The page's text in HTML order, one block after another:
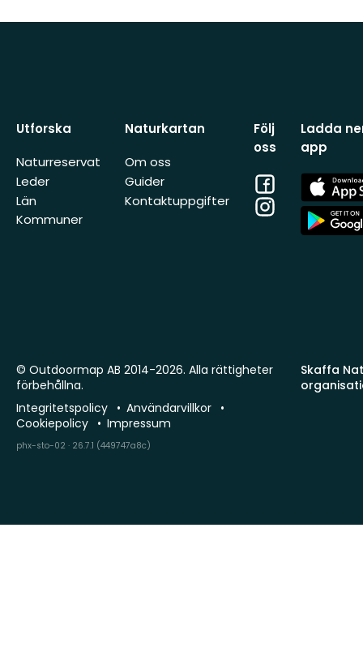
Utforska
Naturreservat
Leder
Län
Kommuner
Naturkartan
Om oss
Guider
Kontaktuppgifter
Följ
oss
Facebook
Instagram
Ladda
app
App
Store
App
Store
Skaffa
© Outdoormap AB 2014-2026. Alla rättigheter
förbehållna.
Integritetspolicy
Användarvillkor
Cookiepolicy
Impressum
phx-sto-02 · 26.7.1 (449747a8c)